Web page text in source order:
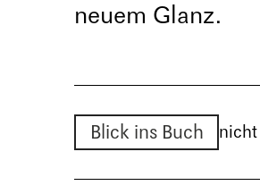
neuem Glanz.
Blick ins Buch